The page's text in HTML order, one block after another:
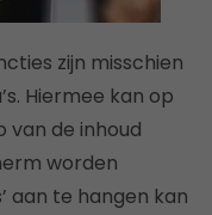
zijn misschien
Hiermee kan op
de inhoud
worden
aan te hangen kan